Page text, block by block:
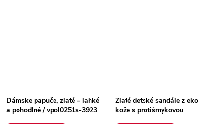
Dámske papuče, zlaté – ľahké
a pohodlné / vpol0251s-3923
Zlaté detské sandále z eko
kože s protišmykovou